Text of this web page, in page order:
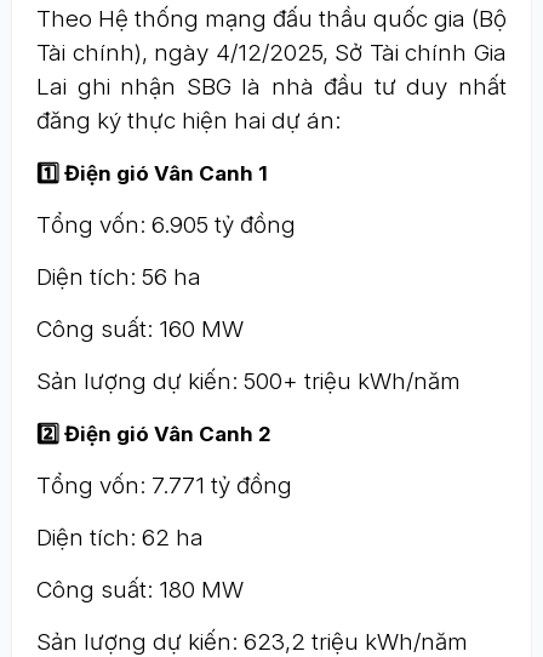
Theo Hệ thống mạng đấu thầu quốc gia (Bộ
Tài chính), ngày 4/12/2025, Sở Tài chính Gia
Lai ghi nhận SBG là nhà đầu tư duy nhất
đăng ký thực hiện hai dự án:
1️⃣ Điện gió Vân Canh 1
Tổng vốn: 6.905 tỷ đồng
Diện tích: 56 ha
Công suất: 160 MW
Sản lượng dự kiến: 500+ triệu kWh/năm
2️⃣ Điện gió Vân Canh 2
Tổng vốn: 7.771 tỷ đồng
Diện tích: 62 ha
Công suất: 180 MW
Sản lượng dự kiến: 623,2 triệu kWh/năm